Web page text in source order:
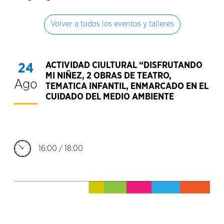
Volver a todos los eventos y talleres
24
Ago
ACTIVIDAD CIULTURAL “DISFRUTANDO
MI NIÑEZ, 2 OBRAS DE TEATRO,
TEMATICA INFANTIL, ENMARCADO EN EL
CUIDADO DEL MEDIO AMBIENTE
16:00 / 18:00